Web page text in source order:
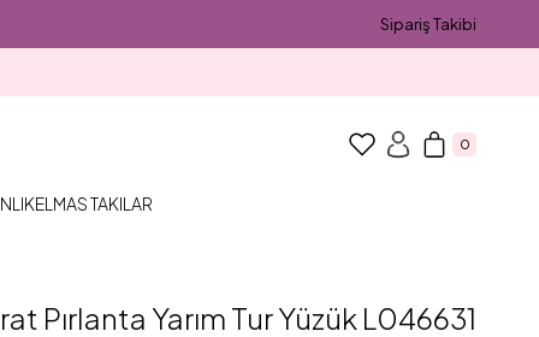
Sipariş Takibi
0
ELMAS TAKILAR
Pırlanta Yarım Tur Yüzük L046631